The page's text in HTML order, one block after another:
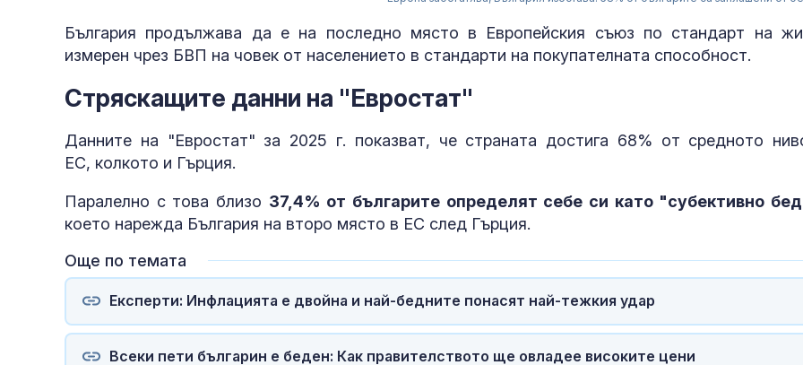
България продължава да е на последно място в Европейския съюз по стандарт на
измерен чрез БВП на човек от населението в стандарти на покупателната способност.
Стряскащите данни на "Евростат"
Данните на "Евростат" за 2025 г. показват, че страната достига 68% от средното
ЕС, колкото и Гърция.
Паралелно с това близо 37,4% от българите определят себе си като "субективно
което нарежда България на второ място в ЕС след Гърция.
Още по темата
Експерти: Инфлацията е двойна и най-бедните понасят най-тежкия удар
Всеки пети българин е беден: Как правителството ще овладее високите цени
Франческо
Жестоко
Пловдив